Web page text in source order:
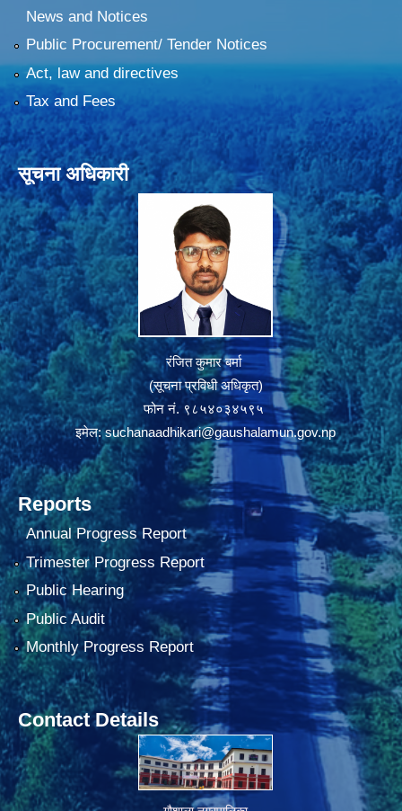
News and Notices
Public Procurement/ Tender Notices
Act, law and directives
Tax and Fees
सूचना अधिकारी
रंजित कुमार बर्मा
(सूचना प्रविधी अधिकृत)
फोन नं. ९८५४०३४५९५
इमेल:suchanaadhikari@gaushalamun.gov.np
Reports
Annual Progress Report
Trimester Progress Report
Public Hearing
Public Audit
Monthly Progress Report
Contact Details